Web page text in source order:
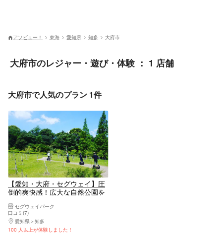
アソビュー！ 東海 愛知県 知多 大府市
大府市のレジャー・遊び・体験 ： 1 店舗
大府市で人気のプラン 1件
【愛知・大府・セグウェイ】圧
倒的爽快感！広大な自然公園を
セグウェイパーク
口コミ(7)
愛知県
知多
100 人以上が体験しました！